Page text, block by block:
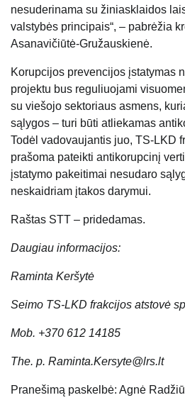
nesuderinama su žiniasklaidos
valstybės principais“, – pabrėžia
Asanavičiūtė-Gružauskienė.
Korupcijos prevencijos įstatymas
projektu bus reguliuojami
su viešojo sektoriaus asmens,
sąlygos – turi būti atliekamas
Todėl vadovaujantis juo, TS-LKD
prašoma pateikti antikorupcinį
įstatymo pakeitimai nesudaro
neskaidriam įtakos darymui.
Raštas STT – pridedamas.
Daugiau informacijos:
Raminta Keršytė
Seimo TS-LKD frakcijos atstovė
Mob. +370 612 14185
The. p. Raminta.Kersyte@lrs.lt
Pranešimą paskelbė: Agnė